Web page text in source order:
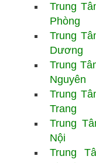
Trung
Phòng
Trung
Dương
Trung
Nguyên
Trung
Trang
Trung
Nội
Trung